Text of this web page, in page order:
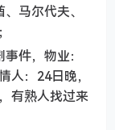
马尔代夫、
件，物业：
人：24日晚，
有熟人找过来